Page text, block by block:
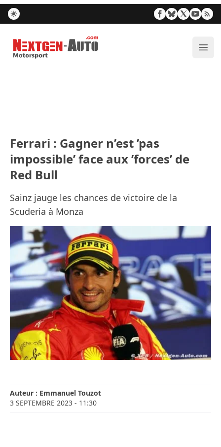
Nextgen-Auto.com
Ferrari : Gagner n’est ’pas
impossible’ face aux ’forces’ de
Red Bull
Sainz jauge les chances de victoire de la
Scuderia à Monza
Auteur : Emmanuel Touzot
3 SEPTEMBRE 2023 - 11:30